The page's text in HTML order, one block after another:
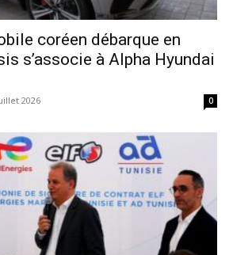
coréen débarque en
s’associe à Alpha Hyundai
2026 0